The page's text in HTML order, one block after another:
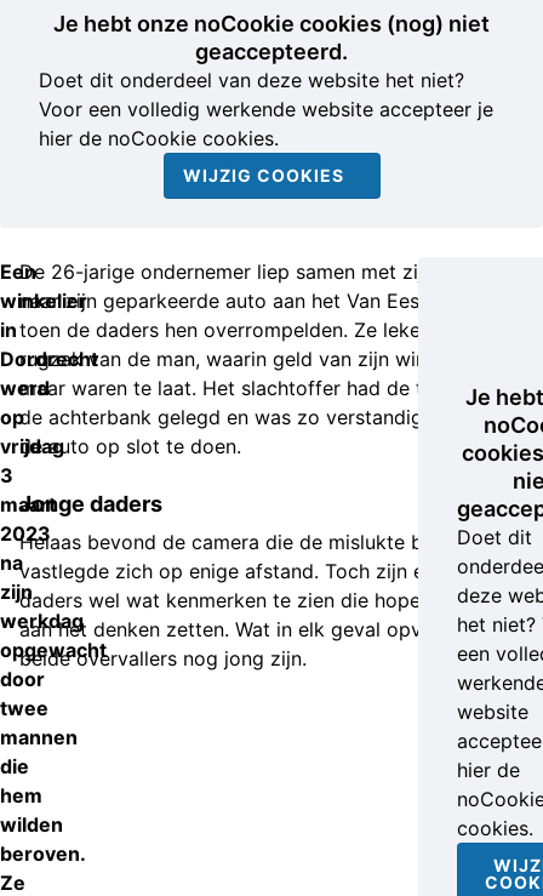
Je hebt onze noCookie cookies (nog) niet
geaccepteerd.
Doet dit onderdeel van deze website het niet?
Voor een volledig werkende website accepteer je
hier de noCookie cookies.
WIJZIG COOKIES
Een
winkelier
in
Dordrecht
werd
op
vrijdag
3
maart
2023
na
zijn
werkdag
opgewacht
door
twee
mannen
die
hem
wilden
beroven.
Ze
De 26-jarige ondernemer liep samen met zijn vriendin
naar zijn geparkeerde auto aan het Van Eesterenplein,
toen de daders hen overrompelden. Ze leken uit op de
rugzak van de man, waarin geld van zijn winkel zat,
maar waren te laat. Het slachtoffer had de tas al op
de achterbank gelegd en was zo verstandig geweest
de auto op slot te doen.
Jonge daders
Helaas bevond de camera die de mislukte beroving
vastlegde zich op enige afstand. Toch zijn er aan de
daders wel wat kenmerken te zien die hopelijk iemand
aan het denken zetten. Wat in elk geval opviel is dat
beide overvallers nog jong zijn.
Je
Doet dit
deze
het niet?
een
website
hier de
cookies.